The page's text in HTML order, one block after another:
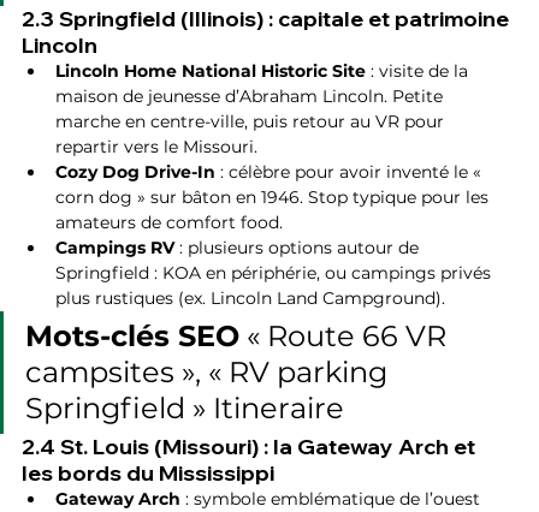
2.3 Springfield (Illinois) : capitale et patrimoine
Lincoln
Lincoln Home National Historic Site : visite de la
maison de jeunesse d’Abraham Lincoln. Petite
marche en centre-ville, puis retour au VR pour
repartir vers le Missouri.
Cozy Dog Drive-In : célèbre pour avoir inventé le «
corn dog » sur bâton en 1946. Stop typique pour les
amateurs de comfort food.
Campings RV : plusieurs options autour de
Springfield : KOA en périphérie, ou campings privés
plus rustiques (ex. Lincoln Land Campground).
Mots-clés SEO « Route 66 VR
campsites », « RV parking
Springfield » Itineraire
2.4 St. Louis (Missouri) : la Gateway Arch et
les bords du Mississippi
Gateway Arch : symbole emblématique de l’ouest